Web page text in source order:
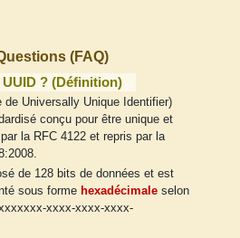
(FAQ)
? (Définition)
Universally Unique Identifier)
conçu pour être unique et
la RFC 4122 et repris par la
de 128 bits de données et est
sous forme hexadécimale selon
xxxx-xxxx-xxxx-